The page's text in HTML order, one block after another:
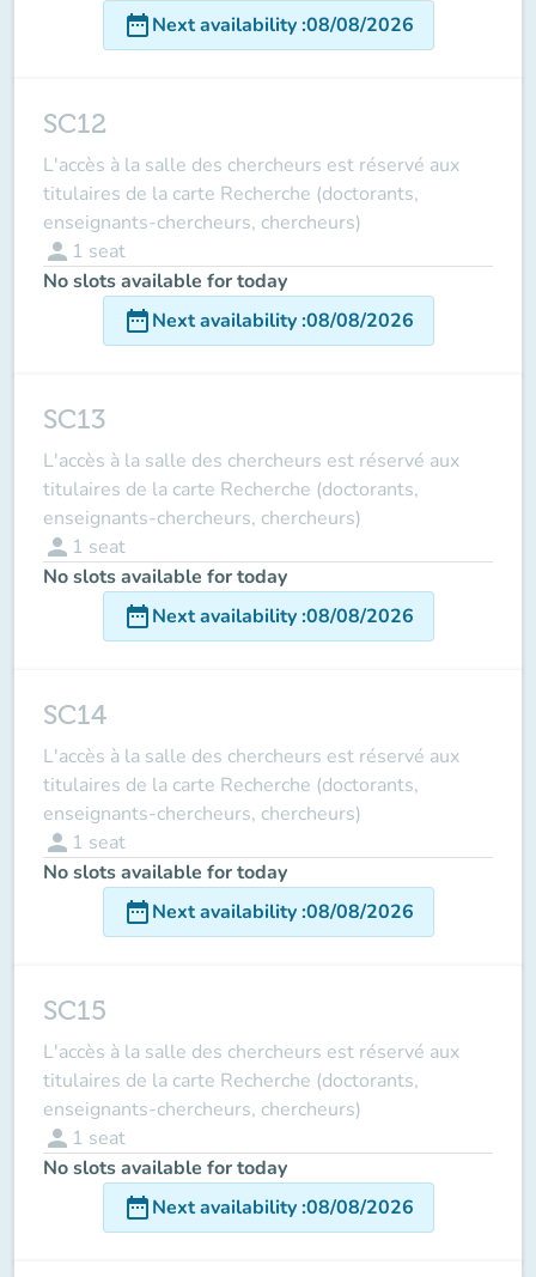
date_rangeNext availability:08/08/2026
SC12
L'accès à la salle des chercheurs est réservé aux
titulaires de la carte Recherche (doctorants,
enseignants-chercheurs, chercheurs)
person 1 seat
No slots available for today
date_rangeNext availability:08/08/2026
SC13
L'accès à la salle des chercheurs est réservé aux
titulaires de la carte Recherche (doctorants,
enseignants-chercheurs, chercheurs)
person 1 seat
No slots available for today
date_rangeNext availability:08/08/2026
SC14
L'accès à la salle des chercheurs est réservé aux
titulaires de la carte Recherche (doctorants,
enseignants-chercheurs, chercheurs)
person 1 seat
No slots available for today
date_rangeNext availability:08/08/2026
SC15
L'accès à la salle des chercheurs est réservé aux
titulaires de la carte Recherche (doctorants,
enseignants-chercheurs, chercheurs)
person 1 seat
No slots available for today
date_rangeNext availability:08/08/2026